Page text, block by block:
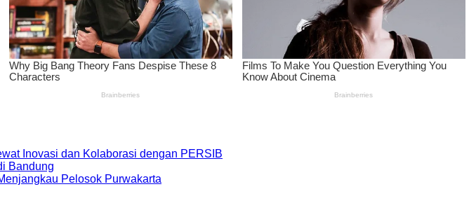
Inovasi dan Kolaborasi dengan PERSIB
Bandung
Pelosok Purwakarta